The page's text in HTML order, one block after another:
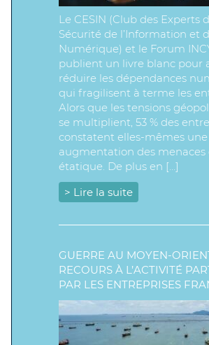
Le CESIN (Club des Experts
Sécurité de l’Information et
Numérique) et le Forum
publient un livre blanc pour
réduire les dépendances
qui fragilisent à terme les
Alors que les tensions
se multiplient, 53 % des
constatent elles-mêmes une
augmentation des menaces
étatique. De plus en […]
> Lire la suite
GUERRE AU MOYEN-
RECOURS À L’ACTIVITÉ
PAR LES ENTREPRISES